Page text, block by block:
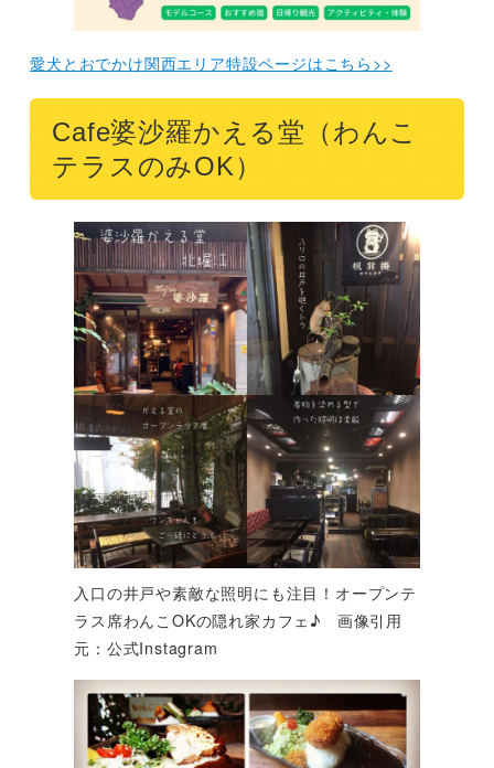
愛犬とおでかけ関西エリア特設ページはこちら>>
Cafe婆沙羅かえる堂（わんこ
テラスのみOK）
入口の井戸や素敵な照明にも注目！オープンテ
ラス席わんこOKの隠れ家カフェ♪ 画像引用
元：公式Instagram